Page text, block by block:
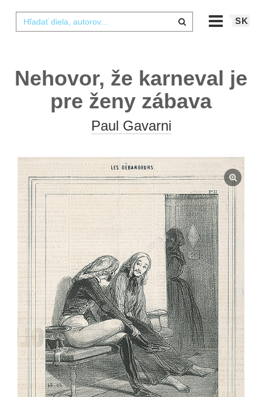
SK
Nehovor, že karneval je
pre ženy zábava
Paul Gavarni